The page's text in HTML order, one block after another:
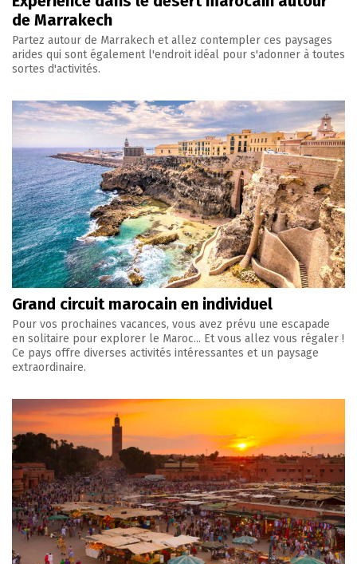
de Marrakech
Partez autour de Marrakech et allez contempler ces paysages
arides qui sont également l'endroit idéal pour s'adonner à toutes
sortes d'activités.
Grand circuit marocain en individuel
Pour vos prochaines vacances, vous avez prévu une escapade
en solitaire pour explorer le Maroc... Et vous allez vous régaler !
Ce pays offre diverses activités intéressantes et un paysage
extraordinaire.